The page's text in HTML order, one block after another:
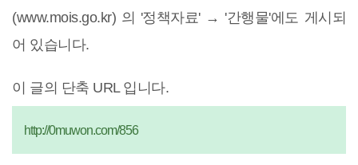
(www.mois.go.kr) 의 '정책자료' → '간행물'에도 게시되
어 있습니다.
이 글의 단축 URL 입니다.
http://0muwon.com/856